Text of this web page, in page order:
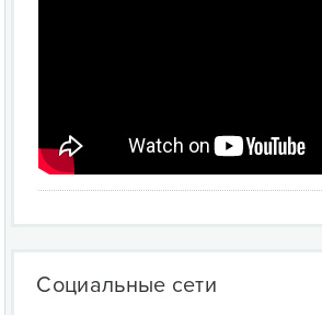
Социальные сети